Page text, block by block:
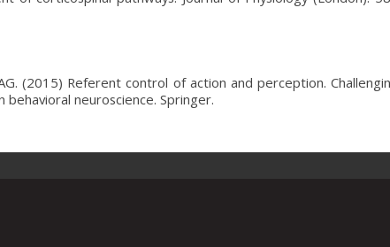
(2015) Referent control of action and perception.
behavioral neuroscience. Springer.